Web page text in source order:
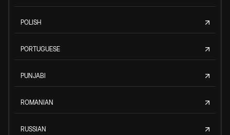
POLISH
PORTUGUESE
PUNJABI
ROMANIAN
RUSSIAN